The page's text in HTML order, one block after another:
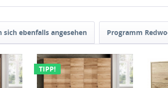
sich ebenfalls angesehen Programm
TIPP!